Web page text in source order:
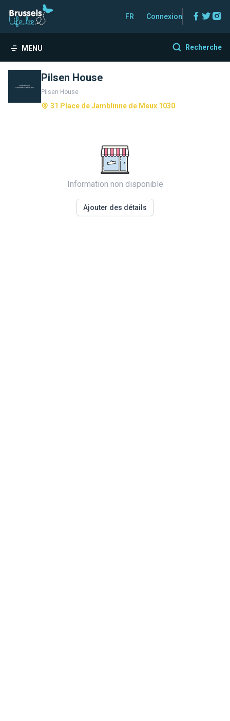
FR Connexion
MENU Recherche
Pilsen House
Pilsen House
31 Place de Jamblinne de Meux 1030
Information non disponible
Ajouter des détails